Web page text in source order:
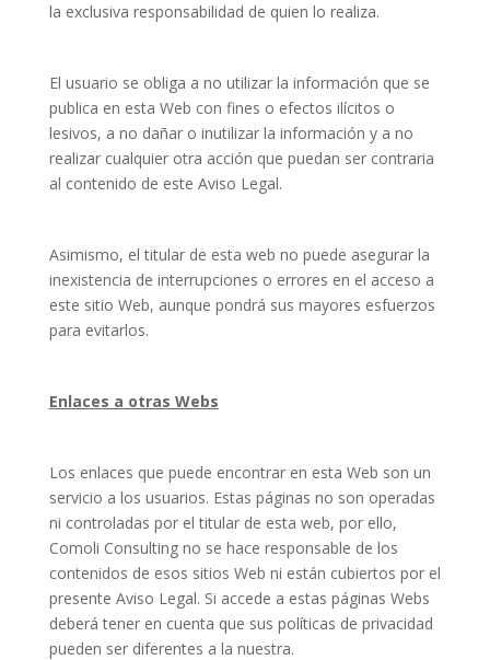
la exclusiva responsabilidad de quien lo realiza.
El usuario se obliga a no utilizar la información que se
publica en esta Web con fines o efectos ilícitos o
lesivos, a no dañar o inutilizar la información y a no
realizar cualquier otra acción que puedan ser contraria
al contenido de este Aviso Legal.
Asimismo, el titular de esta web no puede asegurar la
inexistencia de interrupciones o errores en el acceso a
este sitio Web, aunque pondrá sus mayores esfuerzos
para evitarlos.
Enlaces a otras Webs
Los enlaces que puede encontrar en esta Web son un
servicio a los usuarios. Estas páginas no son operadas
ni controladas por el titular de esta web, por ello,
Comoli Consulting no se hace responsable de los
contenidos de esos sitios Web ni están cubiertos por el
presente Aviso Legal. Si accede a estas páginas Webs
deberá tener en cuenta que sus políticas de privacidad
pueden ser diferentes a la nuestra.